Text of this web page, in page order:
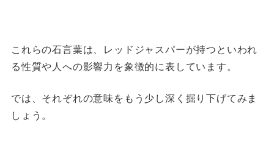
これらの石言葉は、レッドジャスパーが持つといわれ
る性質や人への影響力を象徴的に表しています。
では、それぞれの意味をもう少し深く掘り下げてみま
しょう。